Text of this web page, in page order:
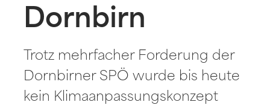
Dornbirn
Trotz mehrfacher Forderung der
Dornbirner SPÖ wurde bis heute
kein Klimaanpassungskonzept